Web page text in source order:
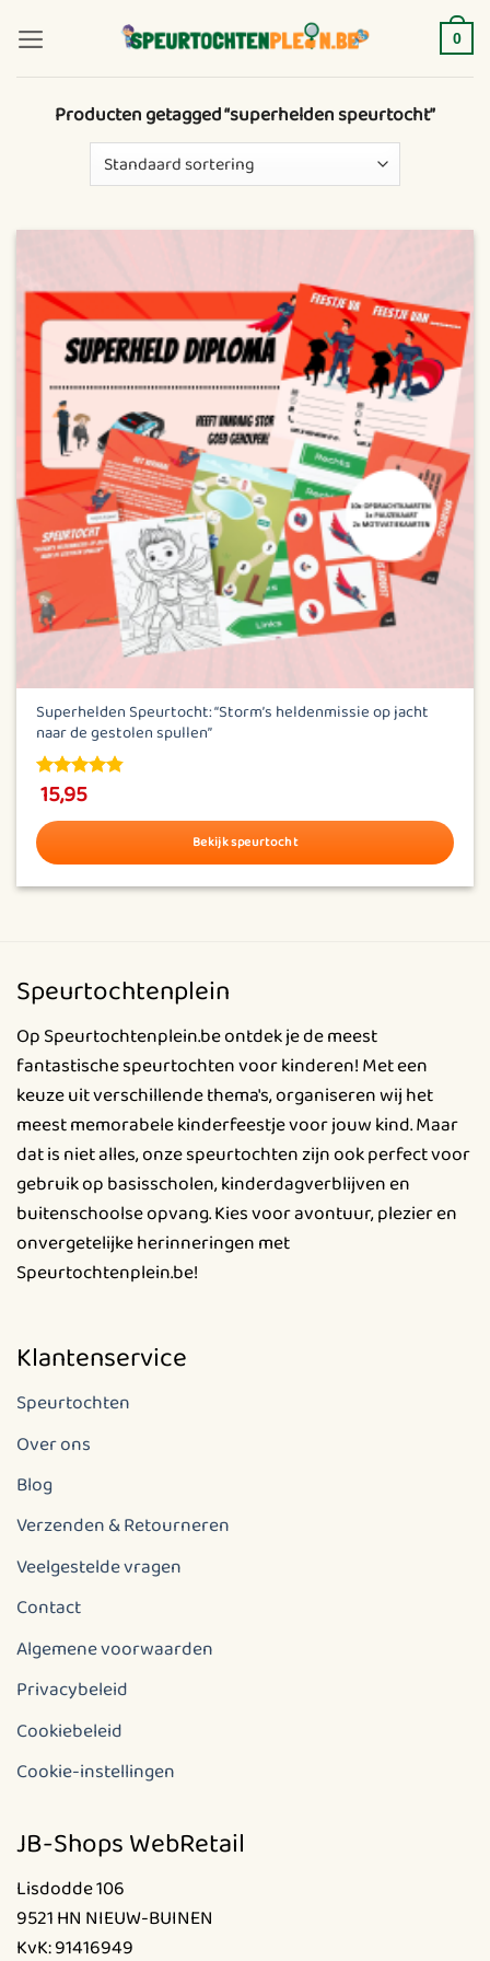
naar
inhoud
0
Producten getagged “superhelden speurtocht”
Superhelden Speurtocht: “Storm’s heldenmissie op jacht
naar de gestolen spullen”
4.83out of
15,95
Bekijk speurtocht
Deze
optie
kan
gekozen
worden
op
de
productpagina
Speurtochtenplein
Op Speurtochtenplein.be ontdek je de meest
fantastische speurtochten voor kinderen! Met een
keuze uit verschillende thema's, organiseren wij het
meest memorabele kinderfeestje voor jouw kind. Maar
dat is niet alles, onze speurtochten zijn ook perfect voor
gebruik op basisscholen, kinderdagverblijven en
buitenschoolse opvang. Kies voor avontuur, plezier en
onvergetelijke herinneringen met
Speurtochtenplein.be!
Klantenservice
Speurtochten
Over ons
Blog
Verzenden & Retourneren
Veelgestelde vragen
Contact
Algemene voorwaarden
Privacybeleid
Cookiebeleid
Cookie-instellingen
JB-Shops WebRetail
Lisdodde 106
9521 HN NIEUW-BUINEN
KvK: 91416949